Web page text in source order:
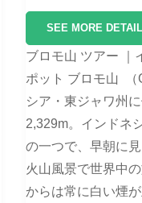
SEE MORE
ブロモ山 ツアー ｜
ポット ブロモ山 （
シア・東ジャワ州
2,329m。インドネ
の一つで、早朝に
火山風景で世界中
からは常に白い煙